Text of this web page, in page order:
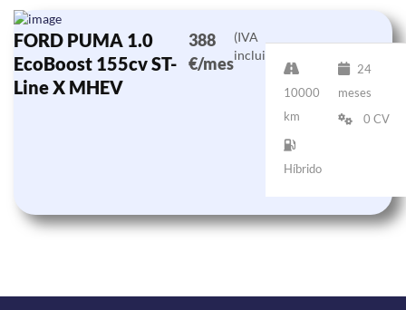
FORD PUMA 1.0
EcoBoost 155cv ST-
Line X MHEV
388
€/mes
(IVA
incluido)
10000
km
24
meses
0 CV
Híbrido